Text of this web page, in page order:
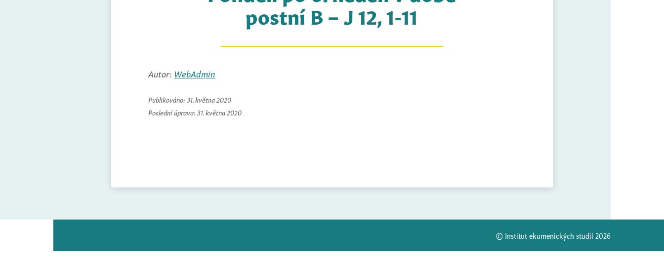
postní B – J 12, 1-11
Autor: WebAdmin
Publikováno: 31. května 2020
Poslední úprava: 31. května 2020
© Institut ekumenických studií 2026